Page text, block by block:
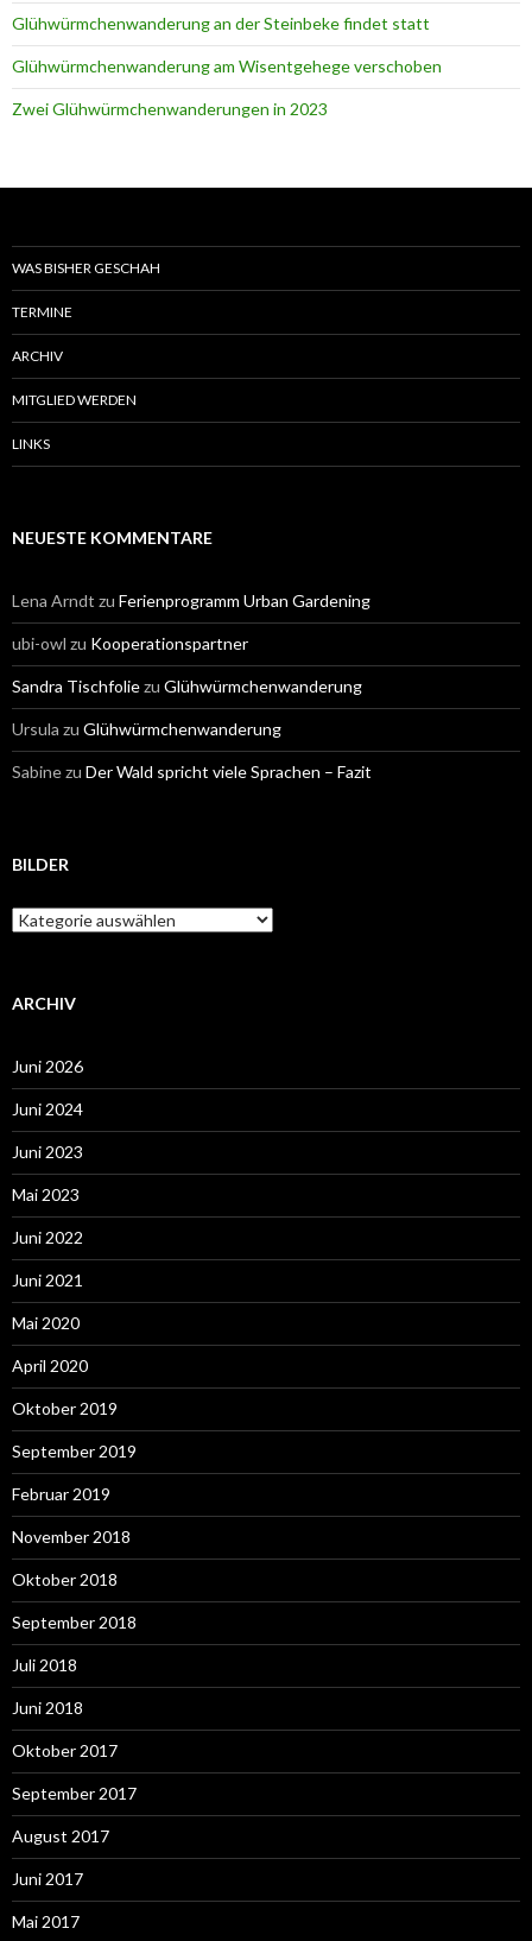
Glühwürmchenwanderung an der Steinbeke findet statt
Glühwürmchenwanderung am Wisentgehege verschoben
Zwei Glühwürmchenwanderungen in 2023
WAS BISHER GESCHAH
TERMINE
ARCHIV
MITGLIED WERDEN
LINKS
NEUESTE KOMMENTARE
Lena Arndt zu Ferienprogramm Urban Gardening
ubi-owl zu Kooperationspartner
Sandra Tischfoliezu Glühwürmchenwanderung
Ursula zu Glühwürmchenwanderung
Sabinezu Der Wald spricht viele Sprachen – Fazit
BILDER
Bilder
ARCHIV
Juni 2026
Juni 2024
Juni 2023
Mai 2023
Juni 2022
Juni 2021
Mai 2020
April 2020
Oktober 2019
September 2019
Februar 2019
November 2018
Oktober 2018
September 2018
Juli 2018
Juni 2018
Oktober 2017
September 2017
August 2017
Juni 2017
Mai 2017